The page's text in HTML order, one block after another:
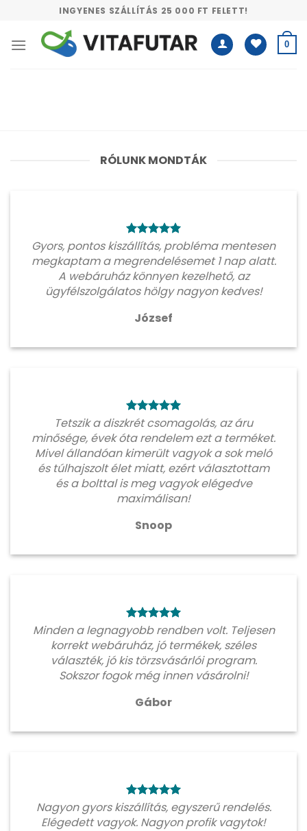
content
INGYENES SZÁLLÍTÁS 25 000 FT FELETT!
0
RÓLUNK MONDTÁK
Gyors, pontos kiszállítás, probléma mentesen
megkaptam a megrendelésemet 1 nap alatt.
A webáruház könnyen kezelhető, az
ügyfélszolgálatos hölgy nagyon kedves!
József
Tetszik a diszkrét csomagolás, az áru
minősége, évek óta rendelem ezt a terméket.
Mivel állandóan kimerült vagyok a sok meló
és túlhajszolt élet miatt, ezért választottam
és a bolttal is meg vagyok elégedve
maximálisan!
Snoop
Minden a legnagyobb rendben volt. Teljesen
korrekt webáruház, jó termékek, széles
választék, jó kis törzsvásárlói program.
Sokszor fogok még innen vásárolni!
Gábor
Nagyon gyors kiszállítás, egyszerű rendelés.
Elégedett vagyok. Nagyon profik vagytok!